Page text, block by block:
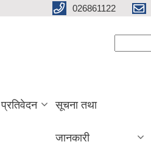
026861122
प्रतिवेदन सूचना तथा
जानकारी